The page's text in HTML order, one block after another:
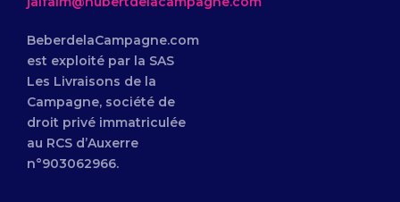
BeberdelaCampagne.com
est exploité par la SAS
Les Livraisons de la
Campagne, société de
droit privé immatriculée
au RCS d’Auxerre
n°903062966.